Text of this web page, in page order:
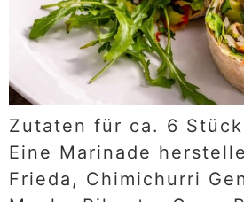
Zutaten für ca. 6
Eine Marinade
Frieda, Chimichurri